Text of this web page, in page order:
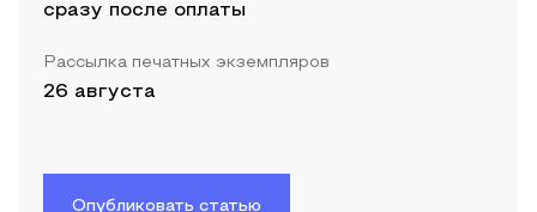
сразу после оплаты
Рассылка печатных экземпляров
26 августа
Опубликовать статью